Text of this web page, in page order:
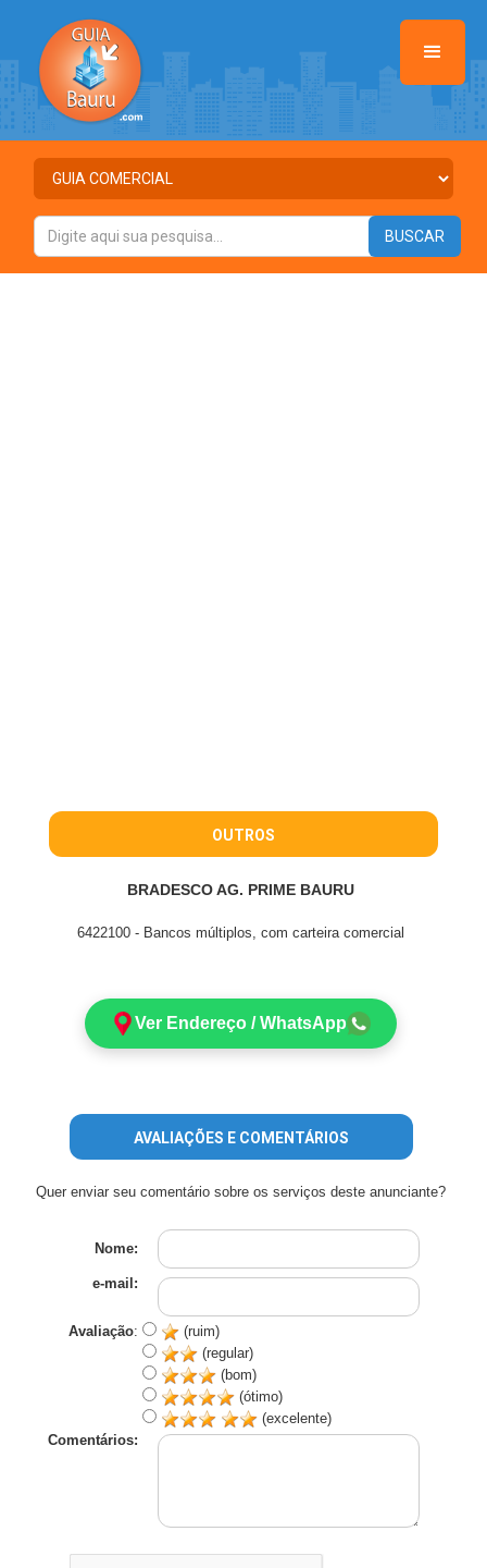
OUTROS
BRADESCO AG. PRIME BAURU
6422100 - Bancos múltiplos, com carteira comercial
Ver Endereço / WhatsApp
AVALIAÇÕES E COMENTÁRIOS
Quer enviar seu comentário sobre os serviços deste anunciante?
Nome:
e-mail:
Avaliação:
(ruim)
(regular)
(bom)
(ótimo)
(excelente)
Comentários: